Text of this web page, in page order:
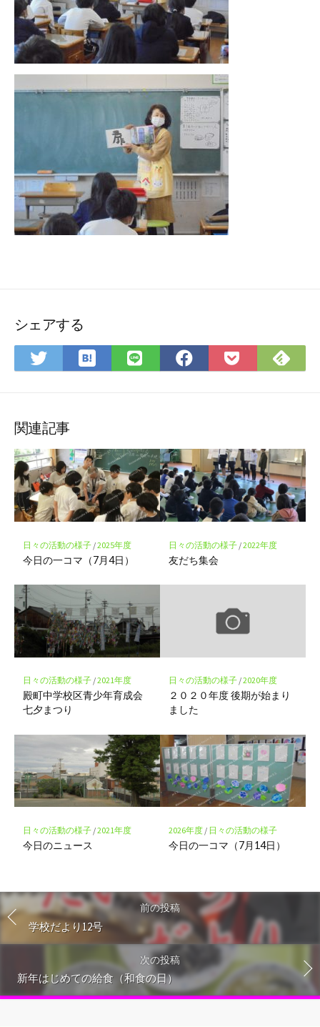
シェアする
Twitter
で
ア
は
て
ク
マ
ー
ク
に
保
存
LINE
で
Facebook
で
Pocket
に
で
関連記事
日々の活動の様子/2025年度
今日の一コマ（7月4日）
日々の活動の様子/2022年度
友だち集会
日々の活動の様子/2021年度
殿町中学校区青少年育成会
七夕まつり
日々の活動の様子/2020年度
２０２０年度 後期が始まり
ました
日々の活動の様子/2021年度
今日のニュース
2026年度/ 日々の活動の様子
今日の一コマ（7月14日）
前の投稿
学校だより12号
次の投稿
新年はじめての給食（和食の日）